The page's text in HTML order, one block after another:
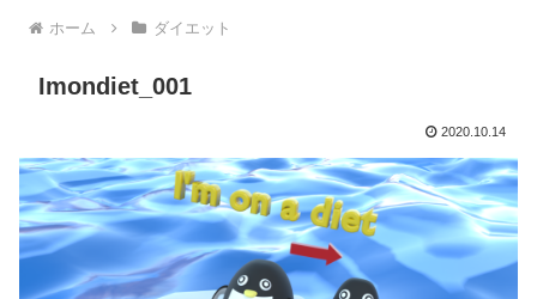
ホーム ダイエット
Imondiet_001
2020.10.14